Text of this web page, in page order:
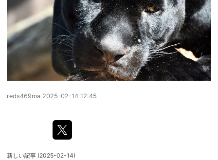
reds469ma 2025-02-14 12:45
新しい記事 (2025-02-14)